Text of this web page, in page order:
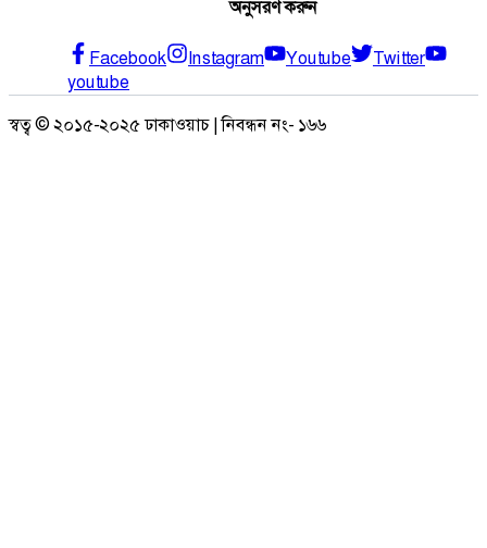
অনুসরণ করুন
Facebook Instagram Youtube
Twitter
youtube
স্বত্ব © ২০১৫-২০২৫ ঢাকাওয়াচ | নিবন্ধন নং- ১৬৬